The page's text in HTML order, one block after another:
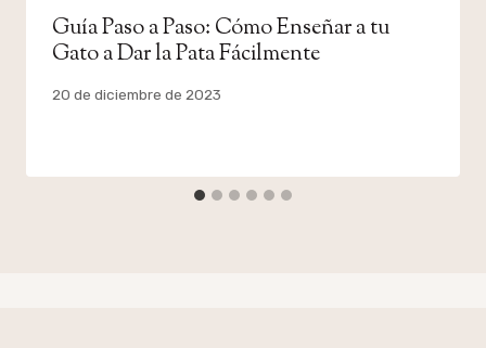
Guía Paso a Paso: Cómo Enseñar a tu
Gato a Dar la Pata Fácilmente
Por
20 de diciembre de 2023